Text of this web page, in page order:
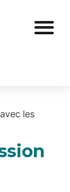
les